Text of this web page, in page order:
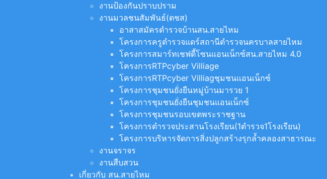
งานป้องกันปราบปราม
งานมวลชนสัมพันธ์(ตชส)
อาสาสมัครตำรวจบ้านสน.สายไหม
โครงการครูตำรวจแดร์สถานีตำรวจนครบาลสายไหม
โครงการสมาร์ทเชฟตี้โซนแอนเน็กซ์สน.สายไหม 4.0
โครงการRTPcyber Villiage
โครงการRTPcyber Villiagชุมชนแอนเน็กซ์
โครงการชุมชนยั่งยืนหมู่บ้านมารวย 1
โครงการชุมชนยั่งยืนชุมชนแอนเน็กซ์
โครงการชุมชนรอบเขตพระราชฐาน
โครงการตำรวจประสานโรงเรียน(1ตำรวจ1โรงเรียน)
โครงการบริหารจัดการสิ่งปลูกสร้างรุกล้ำคลองสาธารณะ
งานจราจร
งานสืบสวน
เกี่ยวกับ สน.สายไหม